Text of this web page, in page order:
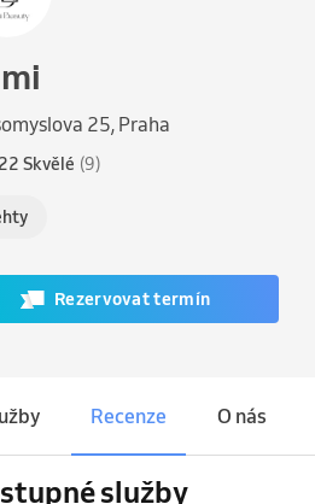
25, Praha
Skvělé (9)
Rezervovat termín
Recenze O nás
služby